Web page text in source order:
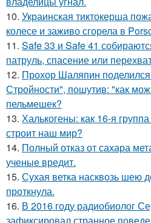
10. Украинская тиктокерша
колесе и заживо сгорела в
11. Safe 33 и Safe 41
патруль, спасение или
12. Прохор Шаляпин
Стройности", пошутив: "как
пельмешек?
13. Халькогены: как 16-я
строит наш мир?
14. Полный отказ от сахара
ученые вредит.
15. Сухая ветка насквозь шею
проткнула.
16. В 2016 году радиобиолог